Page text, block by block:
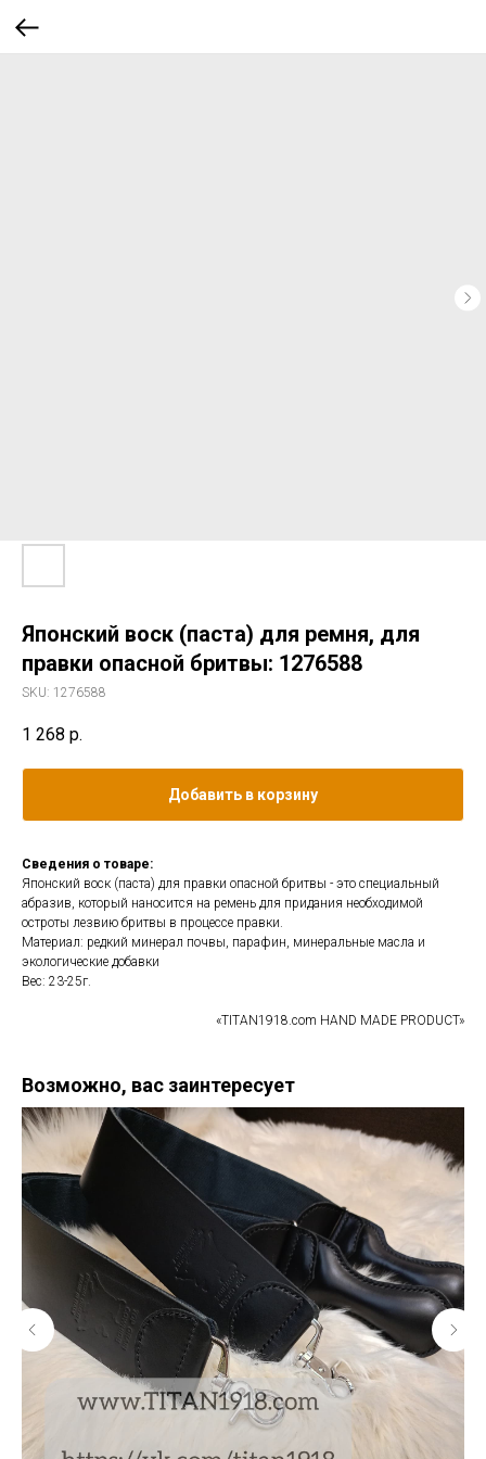
Японский воск (паста) для ремня, для
правки опасной бритвы: 1276588
SKU: 1276588
1 268 р.
Добавить в корзину
Сведения о товаре:
Японский воск (паста) для правки опасной бритвы - это специальный
абразив, который наносится на ремень для придания необходимой
остроты лезвию бритвы в процессе правки.
Материал: редкий минерал почвы, парафин, минеральные масла и
экологические добавки
Вес: 23-25г.
«TITAN1918.com HAND MADE PRODUCT»
Возможно, вас заинтересует